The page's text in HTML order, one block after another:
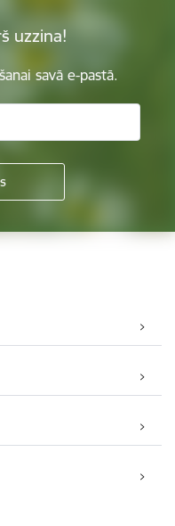
uzzina!
savā e-pastā.